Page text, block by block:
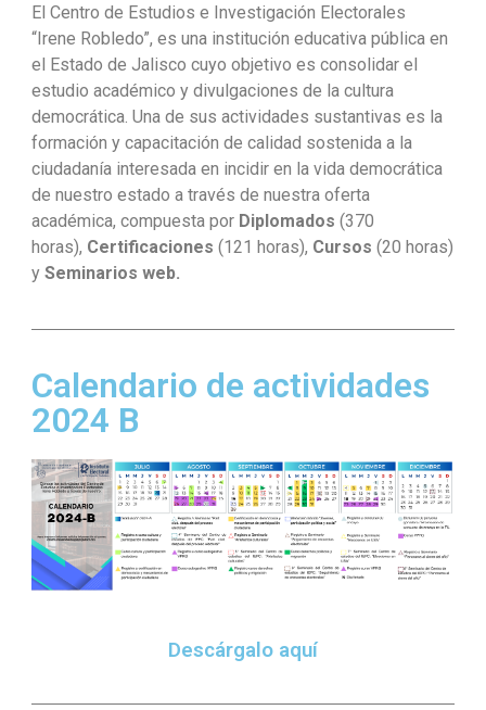
El Centro de Estudios e Investigación Electorales
“Irene Robledo”, es una institución educativa pública en
el Estado de Jalisco cuyo objetivo es consolidar el
estudio académico y divulgaciones de la cultura
democrática. Una de sus actividades sustantivas es la
formación y capacitación de calidad sostenida a la
ciudadanía interesada en incidir en la vida democrática
de nuestro estado a través de nuestra oferta
académica, compuesta por Diplomados(370
horas), Certificaciones(121 horas), Cursos(20 horas)
ySeminarios web.
Calendario de actividades
2024 B
Descárgalo aquí